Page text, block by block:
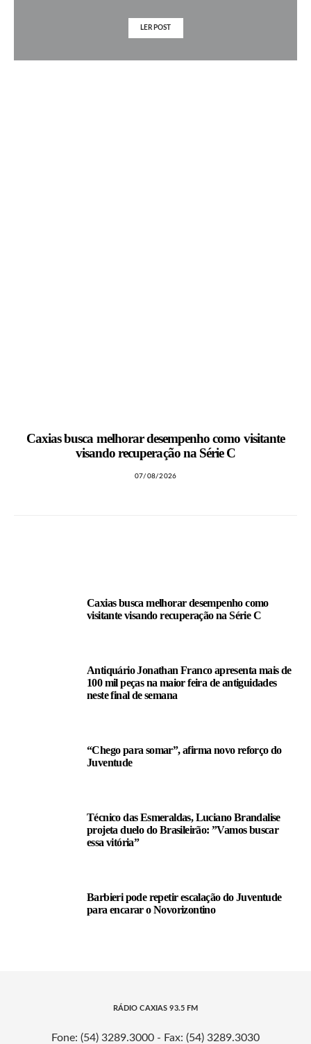
LER POST
Caxias busca melhorar desempenho como visitante
visando recuperação na Série C
07/08/2026
Caxias busca melhorar desempenho como
visitante visando recuperação na Série C
Antiquário Jonathan Franco apresenta mais de
100 mil peças na maior feira de antiguidades
neste final de semana
“Chego para somar”, afirma novo reforço do
Juventude
Técnico das Esmeraldas, Luciano Brandalise
projeta duelo do Brasileirão: ”Vamos buscar
essa vitória”
Barbieri pode repetir escalação do Juventude
para encarar o Novorizontino
RÁDIO CAXIAS 93.5 FM
Fone: (54) 3289.3000 - Fax: (54) 3289.3030